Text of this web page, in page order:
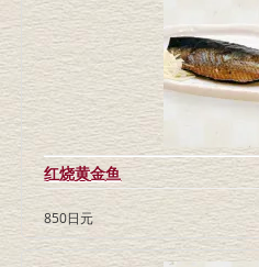
红烧黄金鱼
850日元